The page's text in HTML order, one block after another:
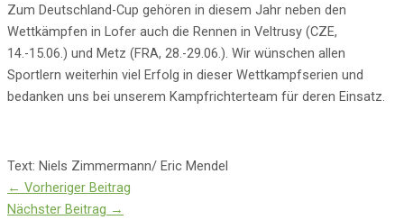
Zum Deutschland-Cup gehören in diesem Jahr neben den
Wettkämpfen in Lofer auch die Rennen in Veltrusy (CZE,
14.-15.06.) und Metz (FRA, 28.-29.06.). Wir wünschen allen
Sportlern weiterhin viel Erfolg in dieser Wettkampfserien und
bedanken uns bei unserem Kampfrichterteam für deren Einsatz.
Text: Niels Zimmermann/ Eric Mendel
← Vorheriger Beitrag
Nächster Beitrag →